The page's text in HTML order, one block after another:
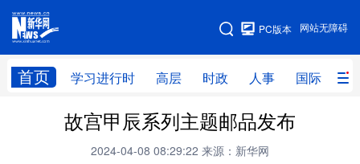
网站无障碍
PC版本
首页 学习进行时 高层 时政 人事 国际 财
网站地图
学习进行时 高层 时政
财经 网评
故宫甲辰系列主题邮品发布
2024-04-08 08:29:22 来源：新华网